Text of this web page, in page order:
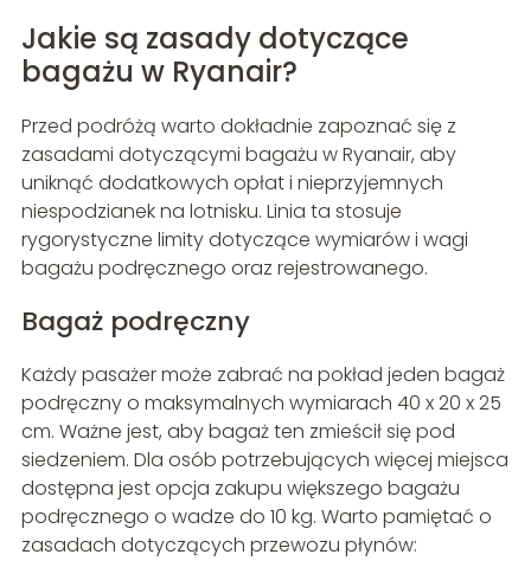
Jakie są zasady dotyczące
bagażu w Ryanair?
Przed podróżą warto dokładnie zapoznać się z
zasadami dotyczącymi bagażu w Ryanair, aby
uniknąć dodatkowych opłat i nieprzyjemnych
niespodzianek na lotnisku. Linia ta stosuje
rygorystyczne limity dotyczące wymiarów i wagi
bagażu podręcznego oraz rejestrowanego.
Bagaż podręczny
Każdy pasażer może zabrać na pokład jeden bagaż
podręczny o maksymalnych wymiarach 40 x 20 x 25
cm. Ważne jest, aby bagaż ten zmieścił się pod
siedzeniem. Dla osób potrzebujących więcej miejsca
dostępna jest opcja zakupu większego bagażu
podręcznego o wadze do 10 kg. Warto pamiętać o
zasadach dotyczących przewozu płynów: